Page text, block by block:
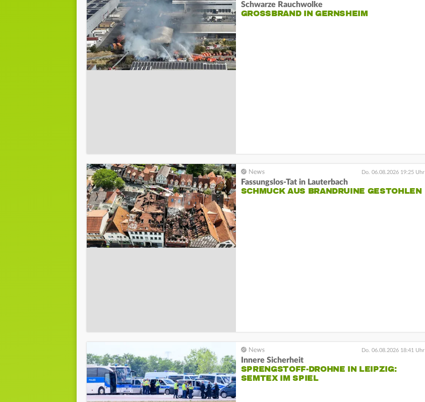
Schwarze Rauchwolke
GROSSBRAND IN GERNSHEIM
Do. 06.08.2026 19:25 Uhr
Fassungslos-Tat in Lauterbach
SCHMUCK AUS BRANDRUINE GESTOHLEN
Do. 06.08.2026 18:41 Uhr
Innere Sicherheit
SPRENGSTOFF-DROHNE IN LEIPZIG:
SEMTEX IM SPIEL